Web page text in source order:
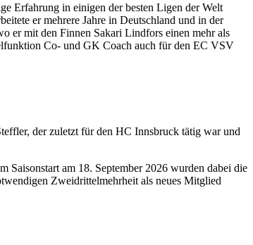
Erfahrung in einigen der besten Ligen der Welt
er mehrere Jahre in Deutschland und in der
er mit den Finnen Sakari Lindfors einen mehr als
Co- und GK Coach auch für den EC VSV
der zuletzt für den HC Innsbruck tätig war und
am 18. September 2026 wurden dabei die
Zweidrittelmehrheit als neues Mitglied